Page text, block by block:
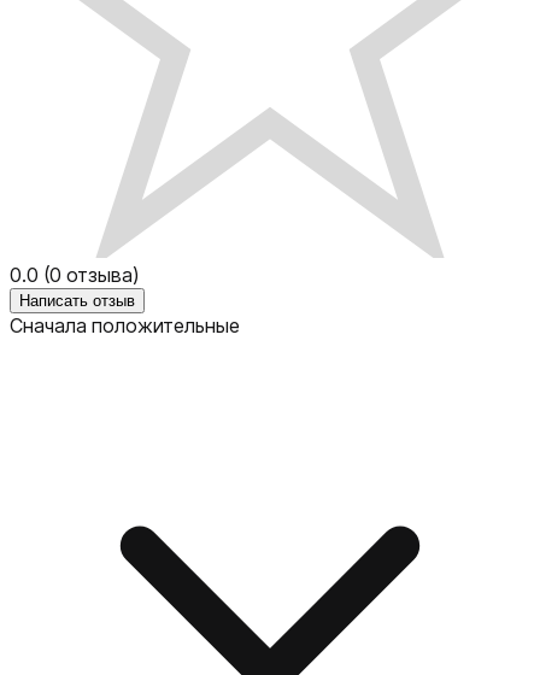
0.0 (0 отзыва)
Написать отзыв
Сначала положительные